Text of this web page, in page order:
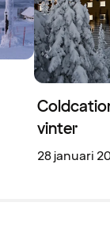
vinter
28 januari